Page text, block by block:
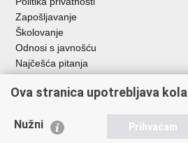
Zapošljavanje
Školovanje
Odnosi s javnošću
Najčešća pitanja
Važne poveznice
EMN Nacionalna kontaktna točka za
Ova stranica upotrebljava
Nužni Prihvaćam